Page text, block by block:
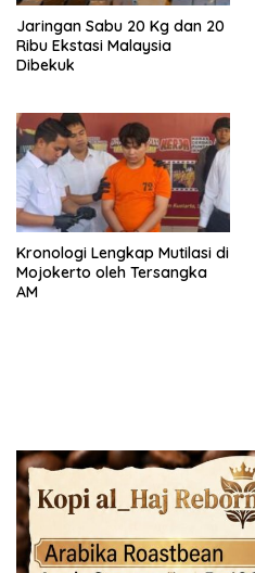
Jaringan Sabu 20 Kg dan 20
Ribu Ekstasi Malaysia
Dibekuk
Kronologi Lengkap Mutilasi di
Mojokerto oleh Tersangka
AM